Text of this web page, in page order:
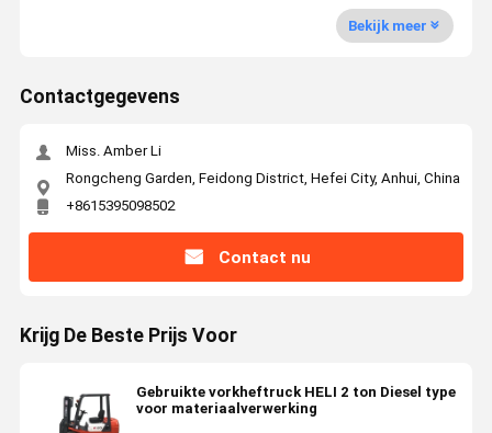
Bekijk meer
Contactgegevens
Miss. Amber Li
Rongcheng Garden, Feidong District, Hefei City, Anhui, China
+8615395098502
Contact nu
Krijg De Beste Prijs Voor
Gebruikte vorkheftruck HELI 2 ton Diesel type
voor materiaalverwerking